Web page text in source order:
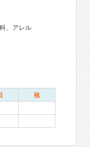
、アレル
祝